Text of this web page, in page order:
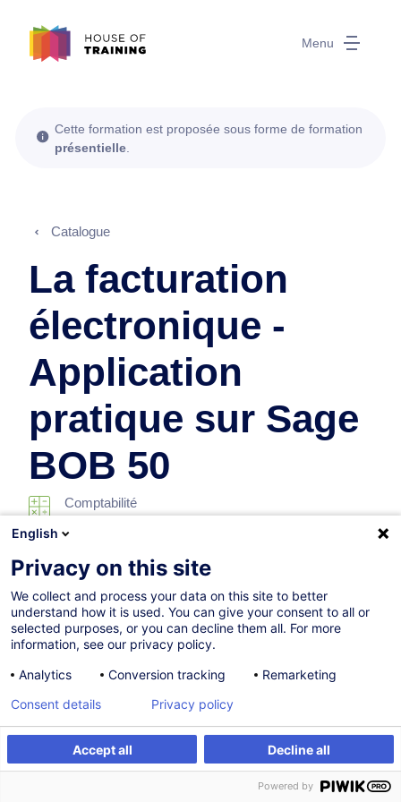
Menu
Être alerté Formation sur mesure
Cette formation est proposée sous forme de formation
présentielle
Catalogue
La facturation
électronique -
Application
pratique sur Sage
BOB 50
Comptabilité
Sur demande
Formation présentielle
Cours du jour
French / Français
English
Privacy on this site
We collect and process your data on this site to better
understand how it is used. You can give your consent to all or
selected purposes, or you can decline them all. For more
information, see our privacy policy.
Analytics
Conversion tracking Remarketing
Accept all Decline all
Consent details Privacy policy
Powered by